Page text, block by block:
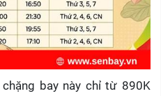
bay này chỉ từ 890K